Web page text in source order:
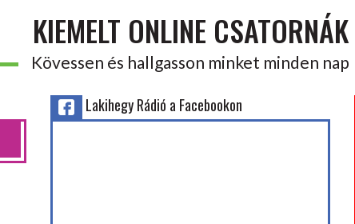
KIEMELT ONLINE CSATORNÁK
Kövessen és hallgasson minket minden nap
Lakihegy Rádió a Facebookon